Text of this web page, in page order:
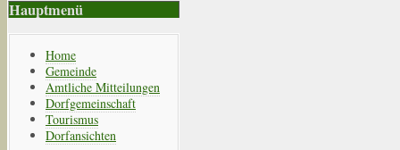
Hauptmenü
Home
Gemeinde
Amtliche Mitteilungen
Dorfgemeinschaft
Tourismus
Dorfansichten